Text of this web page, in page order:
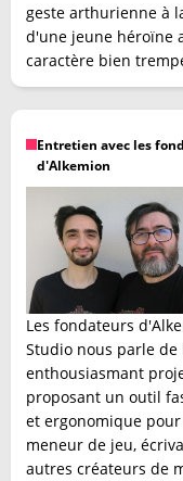
geste arthurienne à
d'une jeune héroïne
caractère bien
Entretien avec les
d'Alkemion
Les fondateurs
Studio nous parle de
enthousiasmant
proposant un outil
et ergonomique
meneur de jeu,
autres créateurs de